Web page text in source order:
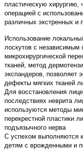
пластическую
операцией с
различных экстренных и
Использование
лоскутов с независимым
микрохирургической
тканей, метод
экспандеров, позволяет
дефекты мягких тканей
Для восстановления
последствиях неврита
используются методы
перекрестной пластики
подъязычного нерва
С успехом выполняются
детям с врожденными и